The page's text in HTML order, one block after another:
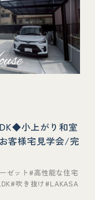
小上がり和室
客様宅見学会/完
ゼット
高性能な住宅
吹き抜け
LAKASA